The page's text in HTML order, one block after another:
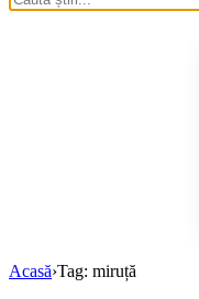
Acasă›Tag: miruță